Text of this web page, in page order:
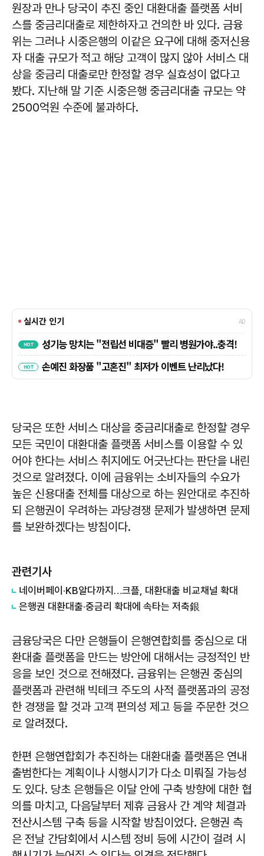
원장과 만나 당국이 추진 중인 대환대출 플랫폼 서비
스를 중금리대출로 제한하자고 건의한 바 있다. 금융
위는 그러나 시중은행의 이같은 요구에 대해 중저신용
자 대출 규모가 적고 해당 고객이 많지 않아 서비스 대
상을 중금리 대출로만 한정할 경우 실효성이 없다고
봤다. 지난해 말 기준 시중은행 중금리대출 규모는 약
2500억원 수준에 불과하다.
당국은 또한 서비스 대상을 중금리대출로 한정할 경우
모든 국민이 대환대출 플랫폼 서비스를 이용할 수 있
어야 한다는 서비스 취지에도 어긋난다는 판단을 내린
것으로 알려졌다. 이에 금융위는 소비자들의 수요가
높은 신용대출 전체를 대상으로 하는 원안대로 추진하
되 은행권이 우려하는 과당경쟁 문제가 발생하면 문제
를 보완하겠다는 방침이다.
관련기사
네이버페이·KB알다까지…크플, 대환대출 비교채널 확대
은행권 대환대출·중금리 확대에 속타는 저축銀
금융당국은 다만 은행들이 은행연합회를 중심으로 대
환대출 플랫폼을 만드는 방안에 대해서는 긍정적인 반
응을 보인 것으로 전해졌다. 금융위는 은행권 중심의
플랫폼과 관련해 빅테크 주도의 사적 플랫폼과의 공정
한 경쟁을 할 것과 고객 편의성 제고 등을 주문한 것으
로 알려졌다.
한편 은행연합회가 추진하는 대환대출 플랫폼은 연내
출범한다는 계획이나 시행시기가 다소 미뤄질 가능성
도 있다. 당초 은행들은 이달 안에 구축 방향에 대한 협
의를 마치고, 다음달부터 제휴 금융사 간 계약 체결과
전산시스템 구축 등을 시작할 방침이었다. 은행권 측
은 전날 간담회에서 시스템 정비 등에 시간이 걸려 시